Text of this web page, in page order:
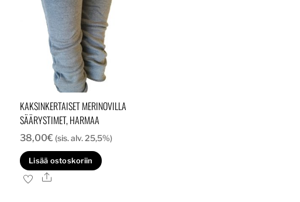
KAKSINKERTAISET MERINOVILLA
SÄÄRYSTIMET, HARMAA
38,00€ (sis. alv. 25,5%)
Lisää ostoskoriin
Ale